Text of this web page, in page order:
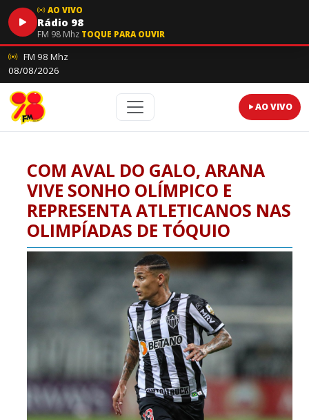
AO VIVO
Rádio 98
FM 98 Mhz TOQUE PARA OUVIR
FM 98 Mhz
08/08/2026
AO VIVO
COM AVAL DO GALO, ARANA
VIVE SONHO OLÍMPICO E
REPRESENTA ATLETICANOS NAS
OLIMPÍADAS DE TÓQUIO